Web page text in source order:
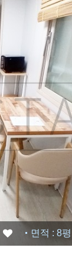
면적 : 8평